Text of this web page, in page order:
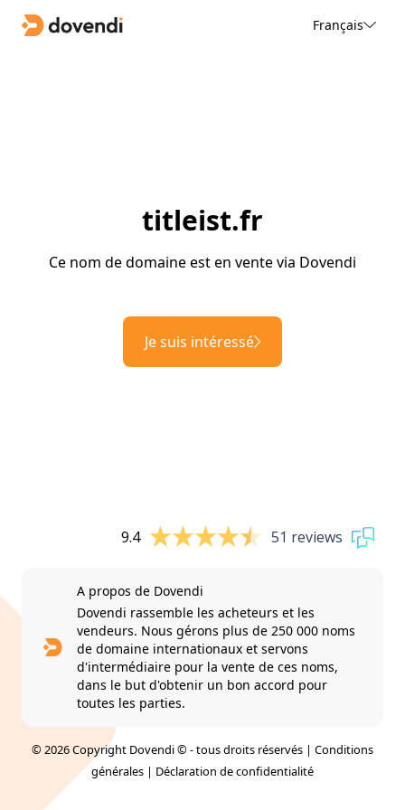
Français
titleist.fr
Ce nom de domaine est en vente via Dovendi
Je suis intéressé
9.4 51 reviews
A propos de Dovendi
Dovendi rassemble les acheteurs et les
vendeurs. Nous gérons plus de 250 000 noms
de domaine internationaux et servons
d'intermédiaire pour la vente de ces noms,
dans le but d'obtenir un bon accord pour
toutes les parties.
© 2026 Copyright Dovendi © - tous droits réservés | Conditions
générales | Déclaration de confidentialité